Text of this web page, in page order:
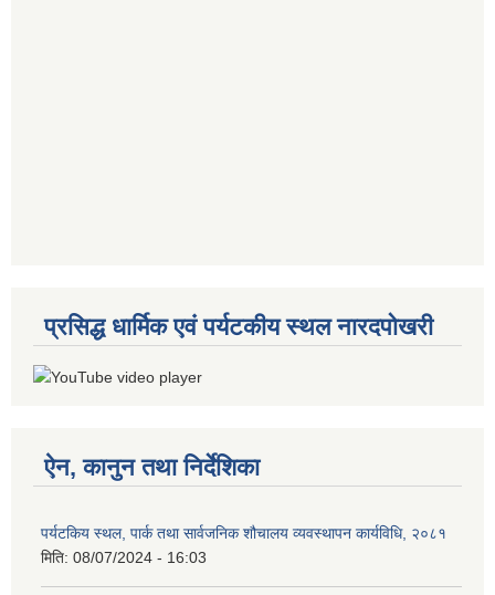
प्रसिद्ध धार्मिक एवं पर्यटकीय स्थल नारदपोखरी
ऐन, कानुन तथा निर्देशिका
पर्यटकिय स्थल, पार्क तथा सार्वजनिक शौचालय व्यवस्थापन कार्यविधि, २०८१
मिति: 08/07/2024 - 16:03